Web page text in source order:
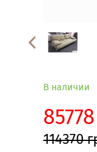
В наличии
114370